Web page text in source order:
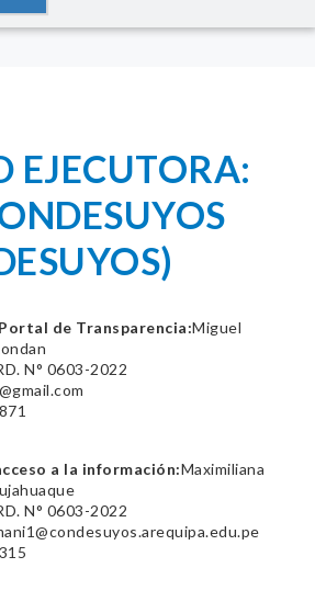
EJECUTORA:
de Transparencia:Miguel
N° 0603-2022
a la información:Maximiliana
N° 0603-2022